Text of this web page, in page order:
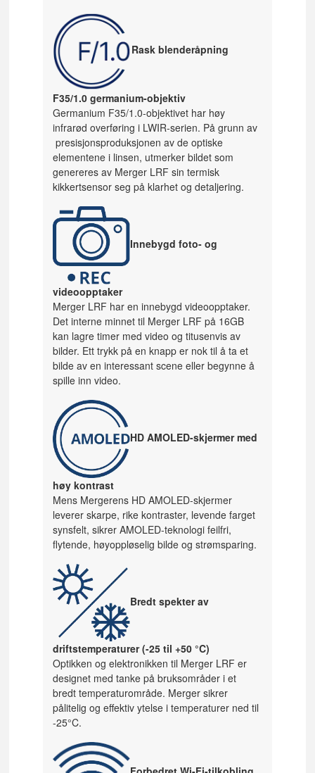
Rask blenderåpning
F35/1.0 germanium-objektiv
Germanium F35/1.0-objektivet har høy
infrarød overføring i LWIR-serien. På grunn av
presisjonsproduksjonen av de optiske
elementene i linsen, utmerker bildet som
genereres av Merger LRF sin termisk
kikkertsensor seg på klarhet og detaljering.
Innebygd foto- og
videoopptaker
Merger LRF har en innebygd videoopptaker.
Det interne minnet til Merger LRF på 16GB
kan lagre timer med video og titusenvis av
bilder. Ett trykk på en knapp er nok til å ta et
bilde av en interessant scene eller begynne å
spille inn video.
HD AMOLED-skjermer med
høy kontrast
Mens Mergerens HD AMOLED-skjermer
leverer skarpe, rike kontraster, levende farget
synsfelt, sikrer AMOLED-teknologi feilfri,
flytende, høyoppløselig bilde og strømsparing.
Bredt spekter av
driftstemperaturer (-25 til +50 °C)
Optikken og elektronikken til Merger LRF er
designet med tanke på bruksområder i et
bredt temperaturområde. Merger sikrer
pålitelig og effektiv ytelse i temperaturer ned til
-25°C.